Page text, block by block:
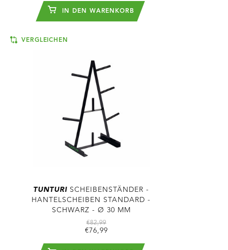
IN DEN WARENKORB
VERGLEICHEN
TUNTURI SCHEIBENSTÄNDER -
HANTELSCHEIBEN STANDARD -
SCHWARZ - Ø 30 MM
€82,99
€76,99